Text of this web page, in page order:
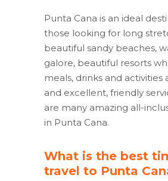
Punta Cana is an ideal
those looking for long
beautiful sandy beaches,
galore, beautiful resorts
meals, drinks and activities
and excellent, friendly
are many amazing all-
in Punta Cana.
What is the best
travel to Punta